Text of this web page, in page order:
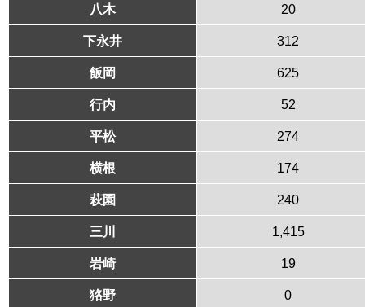
八木 20
下永井 312
飯岡 625
行内 52
平松 274
横根 174
萩園 240
三川 1,415
岩崎 19
狢野 0